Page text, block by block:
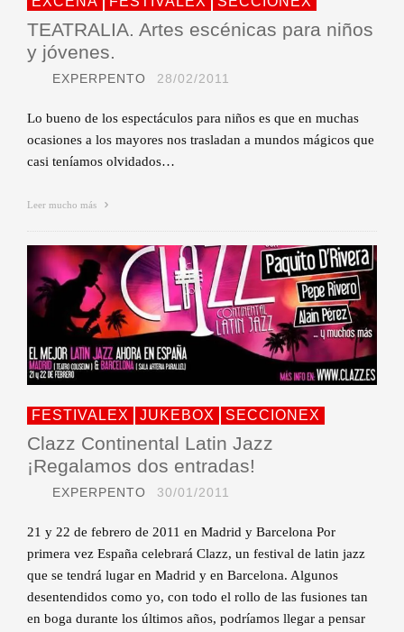
TEATRALIA. Artes escénicas para niños
y jóvenes.
EXPERPENTO 28/02/2011
Lo bueno de los espectáculos para niños es que en muchas
ocasiones a los mayores nos trasladan a mundos mágicos que
casi teníamos olvidados…
Leer mucho más
FESTIVALEX JUKEBOX SECCIONEX
Clazz Continental Latin Jazz
¡Regalamos dos entradas!
EXPERPENTO 30/01/2011
21 y 22 de febrero de 2011 en Madrid y Barcelona Por
primera vez España celebrará Clazz, un festival de latin jazz
que se tendrá lugar en Madrid y en Barcelona. Algunos
desentendidos como yo, con todo el rollo de las fusiones tan
en boga durante los últimos años, podríamos llegar a pensar